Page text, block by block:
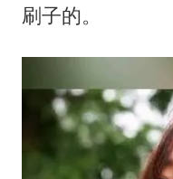
刷子的。